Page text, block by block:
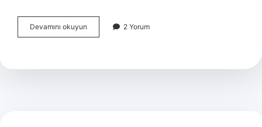
Devamını okuyun
tel
metre
2 Yorum